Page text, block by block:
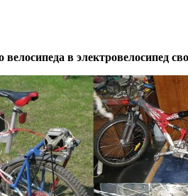
велосипеда в электровелосипед